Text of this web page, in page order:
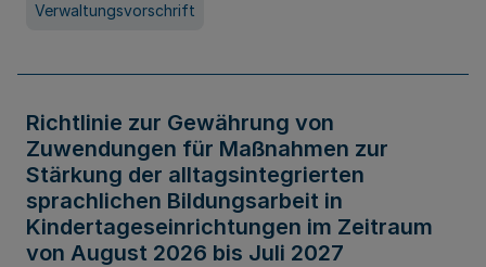
Verwaltungsvorschrift
Richtlinie zur Gewährung von
Zuwendungen für Maßnahmen zur
Stärkung der alltagsintegrierten
sprachlichen Bildungsarbeit in
Kindertageseinrichtungen im Zeitraum
von August 2026 bis Juli 2027